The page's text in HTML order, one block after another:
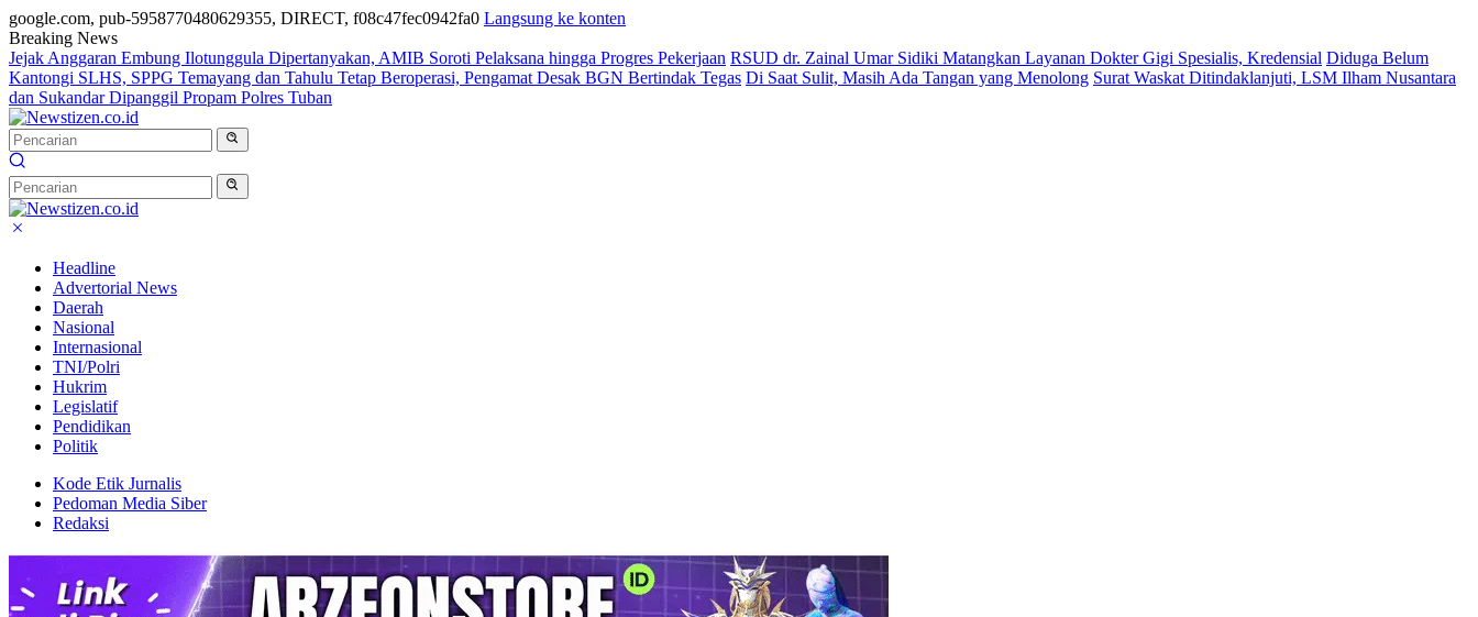
google.com, pub-5958770480629355, DIRECT, f08c47fec0942fa0 Langsung ke konten
Breaking News
Jejak Anggaran Embung Ilotunggula Dipertanyakan, AMIB Soroti Pelaksana hingga Progres Pekerjaan RSUD dr. Zainal Umar Sidiki Matangkan Layanan Dokter Gigi Spesialis, Kredensial Diduga Belum
Kantongi SLHS, SPPG Temayang dan Tahulu Tetap Beroperasi, Pengamat Desak BGN Bertindak Tegas Di Saat Sulit, Masih Ada Tangan yang Menolong Surat Waskat Ditindaklanjuti, LSM Ilham Nusantara
dan Sukandar Dipanggil Propam Polres Tuban
Headline
Advertorial News
Daerah
Nasional
Internasional
TNI/Polri
Hukrim
Legislatif
Pendidikan
Politik
Kode Etik Jurnalis
Pedoman Media Siber
Redaksi